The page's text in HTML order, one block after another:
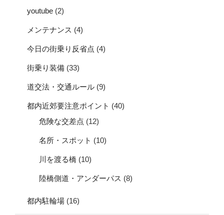
youtube (2)
メンテナンス (4)
今日の街乗り反省点 (4)
街乗り装備 (33)
道交法・交通ルール (9)
都内近郊要注意ポイント (40)
危険な交差点 (12)
名所・スポット (10)
川を渡る橋 (10)
陸橋側道・アンダーパス (8)
都内駐輪場 (16)